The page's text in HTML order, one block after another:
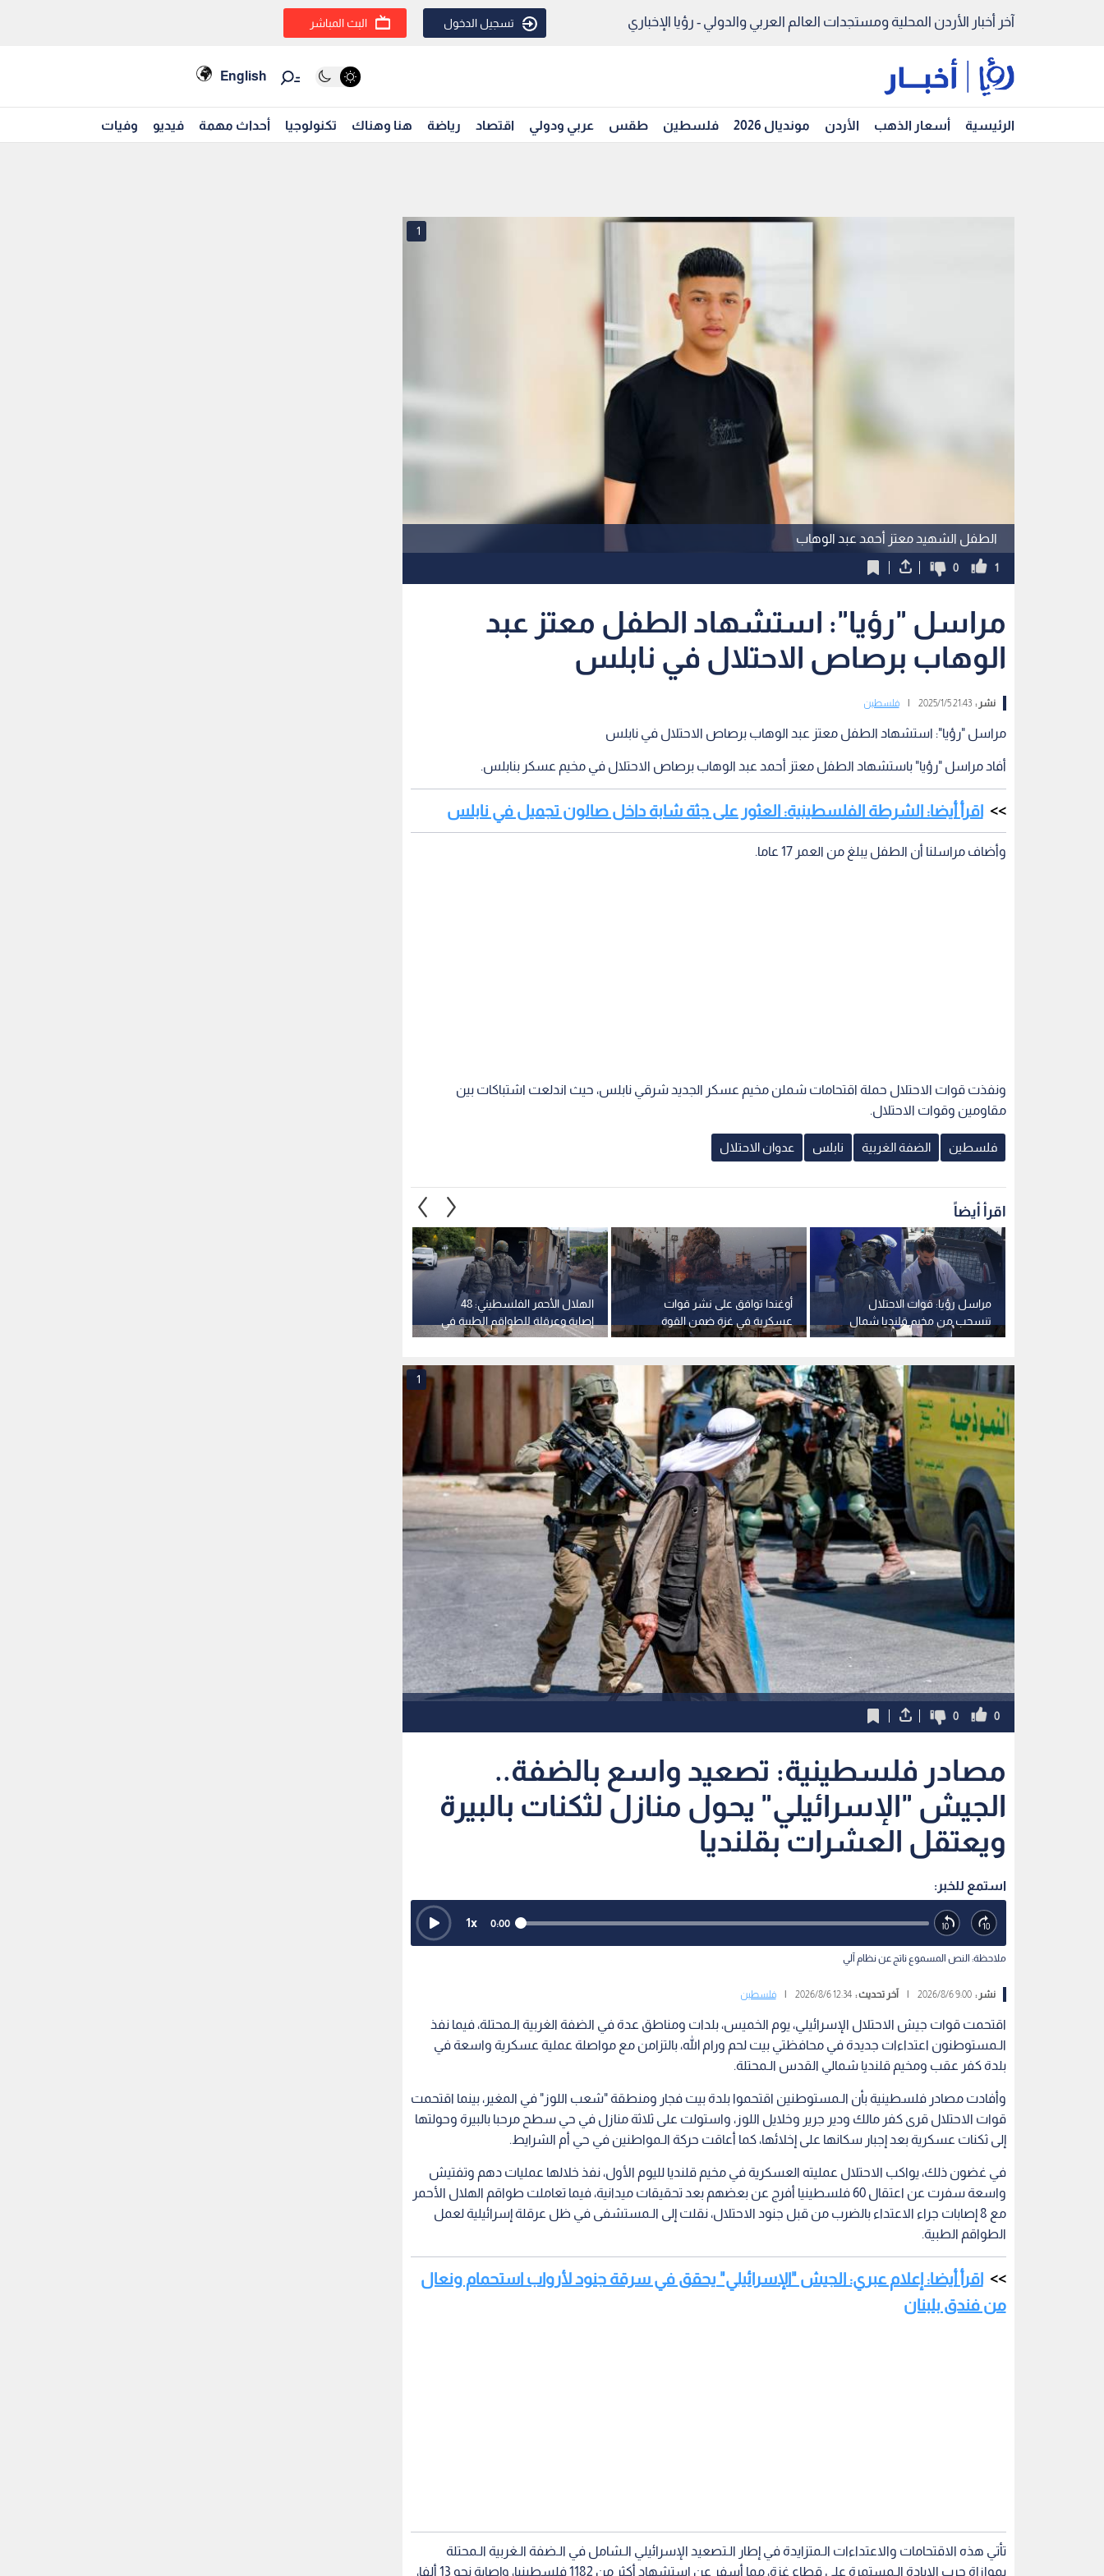
آخر أخبار الأردن المحلية ومستجدات العالم العربي والدولي - رؤيا الإخباري تسجيل الدخول البث المباشر
English
الرئيسية أسعار الذهب الأردن مونديال 2026 فلسطين طقس عربي ودولي اقتصاد رياضة هنا وهناك تكنولوجيا أحداث مهمة فيديو وفيات
الطفل الشهيد معتز أحمد عبد الوهاب
1
1
0
مراسل "رؤيا": استشهاد الطفل معتز عبد
الوهاب برصاص الاحتلال في نابلس
نشر :21:43 2025/1/5 فلسطين
مراسل "رؤيا": استشهاد الطفل معتز عبد الوهاب برصاص الاحتلال في نابلس
أفاد مراسل "رؤيا" باستشهاد الطفل معتز أحمد عبد الوهاب برصاص الاحتلال في مخيم عسكر بنابلس.
اقرأ أيضا: الشرطة الفلسطينية: العثور على جثة شابة داخل صالون تجميل في نابلس
وأضاف مراسلنا أن الطفل يبلغ من العمر 17 عاما.
ونفذت قوات الاحتلال حملة اقتحامات شملن مخيم عسكر الجديد شرقي نابلس، حيث اندلعت اشتباكات بين
مقاومين وقوات الاحتلال.
فلسطين الضفة الغربية نابلس عدوان الاحتلال
اقرأ أيضاً
الهلال الأحمر الفلسطيني: 48
إصابة وعرقلة للطواقم الطبية في
اقتحام مستمر لقوات الاحتلال في
أوغندا توافق على نشر قوات
عسكرية في غزة ضمن القوة
الدولية
مراسل رؤيا: قوات الاحتلال
تنسحب من مخيم قلنديا شمال
القدس المحتلة
1
0
0
مصادر فلسطينية: تصعيد واسع بالضفة..
الجيش "الإسرائيلي" يحول منازل لثكنات بالبيرة
ويعتقل العشرات بقلنديا
استمع للخبر:
0:00
1x
ملاحظة: النص المسموع ناتج عن نظام آلي
نشر :9:00 2026/8/6 آخر تحديث :12:34 2026/8/6 فلسطين
اقتحمت قوات جيش الاحتلال الإسرائيلي، يوم الخميس، بلدات ومناطق عدة في الضفة الغربية الـمحتلة، فيما نفذ
الـمستوطنون اعتداءات جديدة في محافظتي بيت لحم ورام الله، بالتزامن مع مواصلة عملية عسكرية واسعة في
بلدة كفر عقب ومخيم قلنديا شمالي القدس الـمحتلة.
وأفادت مصادر فلسطينية بأن الـمستوطنين اقتحموا بلدة بيت فجار ومنطقة "شعب اللوز" في المغير، بينما اقتحمت
قوات الاحتلال قرى كفر مالك ودير جرير وخلايل اللوز، واستولت على ثلاثة منازل في حي سطح مرحبا بالبيرة وحولتها
إلى ثكنات عسكرية بعد إجبار سكانها على إخلائها، كما أعاقت حركة الـمواطنين في حي أم الشرايط.
في غضون ذلك، يواكب الاحتلال عمليته العسكرية في مخيم قلنديا لليوم الأول، نفذ خلالها عمليات دهم وتفتيش
واسعة سفرت عن اعتقال 60 فلسطينيا أفرج عن بعضهم بعد تحقيقات ميدانية، فيما تعاملت طواقم الهلال الأحمر
مع 8 إصابات جراء الاعتداء بالضرب من قبل جنود الاحتلال، نقلت إلى الـمستشفى في ظل عرقلة إسرائيلية لعمل
الطواقم الطبية.
اقرأ أيضا: إعلام عبري: الجيش "الإسرائيلي" يحقق في سرقة جنود لأرواب استحمام ونعال
من فندق بلبنان
تأتي هذه الاقتحامات والاعتداءات الـمتزايدة في إطار الـتصعيد الإسرائيلي الـشامل في الـضفة الـغربية الـمحتلة
بموازاة حرب الإبادة الـمستمرة على قطاع غزة، مما أسفر عن استشهاد أكثر من 1182 فلسطينيا، وإصابة نحو 13 ألفا،